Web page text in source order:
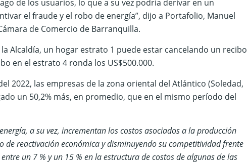
de los usuarios, lo que a su vez podría derivar en un
el fraude y el robo de energía”, dijo a Portafolio, Manuel
de Comercio de Barranquilla.
Alcaldía, un hogar estrato 1 puede estar cancelando un recibo
en el estrato 4 ronda los US$500.000.
2022, las empresas de la zona oriental del Atlántico (Soledad,
un 50,2% más, en promedio, que en el mismo período del
a su vez, incrementan los costos asociados a la producción
de reactivación económica y disminuyendo su competitividad frente
un 7 % y un 15 % en la estructura de costos de algunas de las